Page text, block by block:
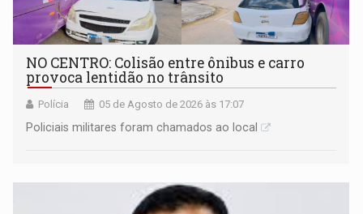
NO CENTRO: Colisão entre ônibus e carro
provoca lentidão no trânsito
Polícia 05 de Agosto de 2026 às 17:07
Policiais militares foram chamados ao local